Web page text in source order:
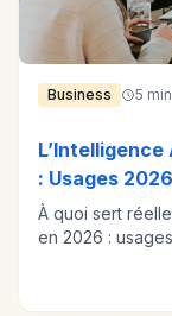
Business 5 min
: Usages 2026
À quoi sert
en 2026 :